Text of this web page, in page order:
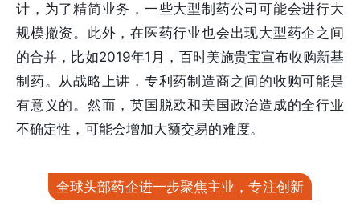
计，为了精简业务，一些大型制药公司可能会进行大
规模撤资。此外，在医药行业也会出现大型药企之间
的合并，比如2019年1月，百时美施贵宝宣布收购新基
制药。从战略上讲，专利药制造商之间的收购可能是
有意义的。然而，英国脱欧和美国政治造成的全行业
不确定性，可能会增加大额交易的难度。
全球头部药企进一步聚焦主业，专注创新